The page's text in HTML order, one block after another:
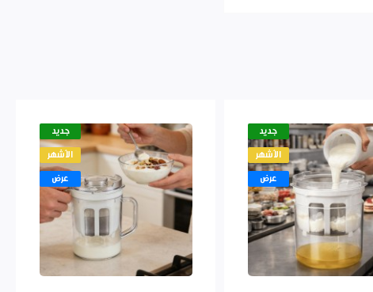
جديد
الأشهر
عرض
جديد
الأشهر
عرض